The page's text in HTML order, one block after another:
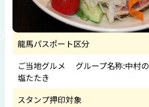
龍馬パスポート区分
ご当地グルメ グループ名称:中村の
塩たたき
スタンプ押印対象